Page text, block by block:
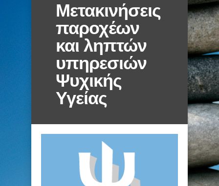
Μετακινήσεις
παροχέων
και ληπτών
υπηρεσιών
Ψυχικής
Υγείας